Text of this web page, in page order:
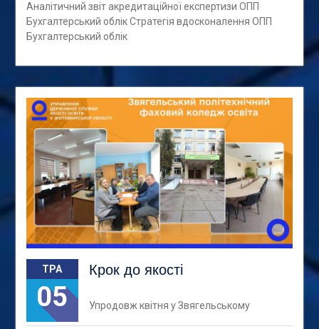
Аналітичний звіт акредитаційної експертизи ОПП
Бухгалтерський облік Стратегія вдосконалення ОПП
Бухгалтерський облік
ТРА
05
Крок до якості
Упродовж квітня у Звягельському